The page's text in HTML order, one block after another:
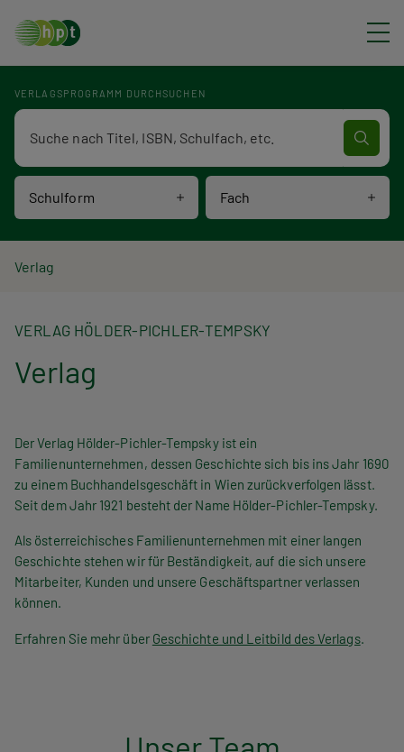
VERLAGSPROGRAMM DURCHSUCHEN
Schulform Fach
Verlagsprogramm Volltextsuche
P
a
d
a
v
i
g
a
t
Verlag
VERLAG HÖLDER-PICHLER-TEMPSKY
Verlag
Der Verlag Hölder-Pichler-Tempsky ist ein
Familienunternehmen, dessen Geschichte sich bis ins Jahr 1690
zu einem Buchhandelsgeschäft in Wien zurückverfolgen lässt.
Seit dem Jahr 1921 besteht der Name Hölder-Pichler-Tempsky.
Als österreichisches Familienunternehmen mit einer langen
Geschichte stehen wir für Beständigkeit, auf die sich unsere
Mitarbeiter, Kunden und unsere Geschäftspartner verlassen
können.
Erfahren Sie mehr über Geschichte und Leitbild des Verlags.